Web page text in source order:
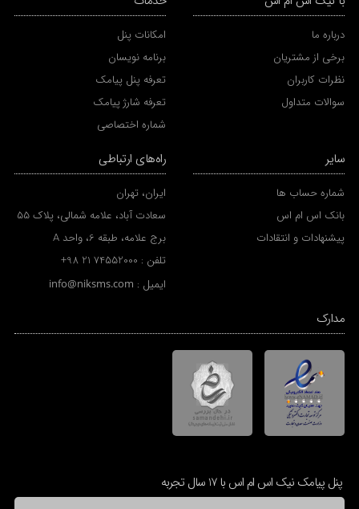
درباره ما
برخی از مشتریان
نظرات کاربران
سوالات متداول
امکانات پنل
برنامه نویسان
تعرفه پنل پیامک
تعرفه شارژ پیامک
شماره اختصاصی
سایر
شماره حساب ها
بانک اس ام اس
پیشنهادات و انتقادات
راه‌های ارتباطی
ایران، تهران
سعادت آباد، علامه شمالی، پلاک 55
برج علامه، طبقه 6، واحد A
تلفن : +98 21 74552000
ایمیل : info@niksms.com
مدارک
پنل پیامک نیک اس ام اس با 17 سال تجربه